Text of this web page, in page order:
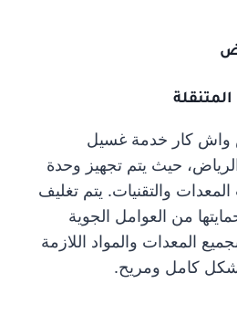
واش كار خدمة غسيل
حيث يتم تجهيز وحدة
والتقنيات. يتم تغليف
من العوامل الجوية
المعدات والمواد اللازمة
كامل ومريح.